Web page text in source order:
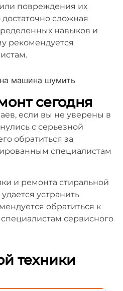
повреждения их
сложная
навыков и
рекомендуется
сегодня
если вы не уверены в
с серьезной
обратиться за
специалистам
и ремонта стиральной
устранить
обратиться к
сервисного
техники